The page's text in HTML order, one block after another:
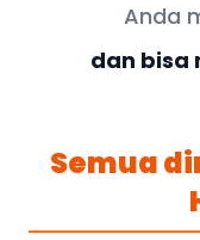
Anda
dan bisa
Semua